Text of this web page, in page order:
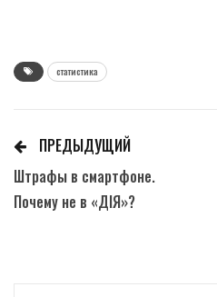
статистика
ПРЕДЫДУЩИЙ
Штрафы в смартфоне.
Почему не в «ДІЯ»?